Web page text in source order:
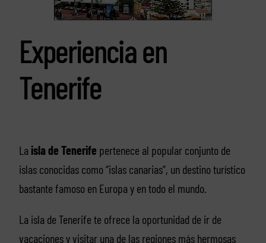
Experiencia en
Tenerife
La isla de Tenerife pertenece al popular conjunto de
islas conocidas como “islas canarias”, un destino turístico
bastante famoso en Europa y en todo el mundo.
La isla de Tenerife te ofrece la oportunidad de ir de
vacaciones y visitar una de las regiones más hermosas